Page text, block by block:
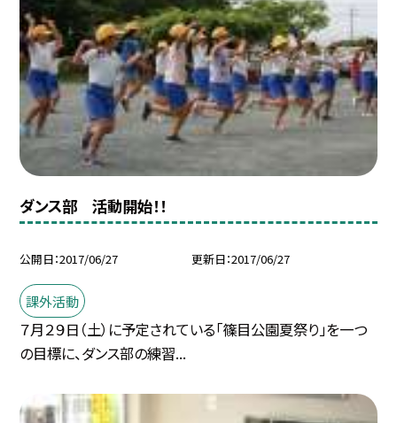
ダンス部 活動開始！！
公開日 2017/06/27 更新日 2017/06/27
課外活動
７月２９日（土）に予定されている「篠目公園夏祭り」を一つ
の目標に、ダンス部の練習...